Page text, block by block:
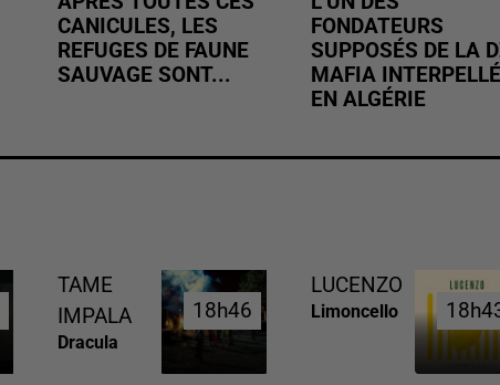
CANICULES, LES
REFUGES DE FAUNE
SAUVAGE SONT...
FONDATEURS
SUPPOSÉS DE LA
MAFIA INTERPELLÉ
EN ALGÉRIE
TAME
IMPALA
Dracula
18h46
18h46
LUCENZO
Limoncello